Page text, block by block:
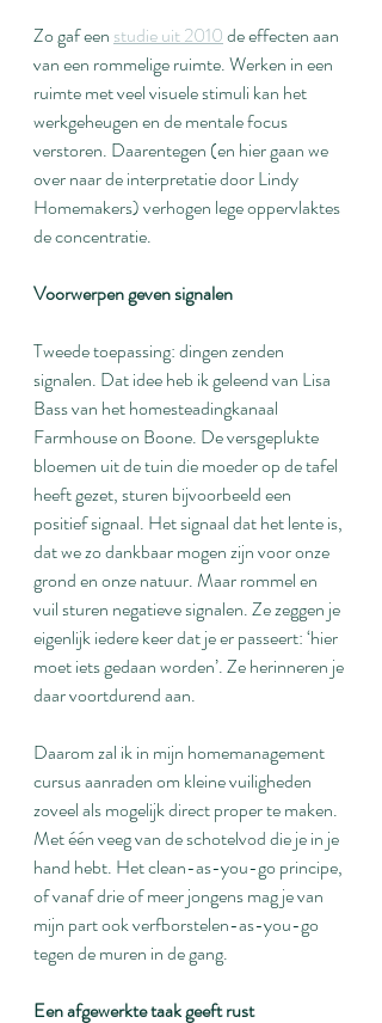
Zo gaf een studie uit 2010 de effecten aan
van een rommelige ruimte. Werken in een
ruimte met veel visuele stimuli kan het
werkgeheugen en de mentale focus
verstoren. Daarentegen (en hier gaan we
over naar de interpretatie door Lindy
Homemakers) verhogen lege oppervlaktes
de concentratie.
Voorwerpen geven signalen
Tweede toepassing: dingen zenden
signalen. Dat idee heb ik geleend van Lisa
Bass van het homesteadingkanaal
Farmhouse on Boone. De versgeplukte
bloemen uit de tuin die moeder op de tafel
heeft gezet, sturen bijvoorbeeld een
positief signaal. Het signaal dat het lente is,
dat we zo dankbaar mogen zijn voor onze
grond en onze natuur. Maar rommel en
vuil sturen negatieve signalen. Ze zeggen je
eigenlijk iedere keer dat je er passeert: ‘hier
moet iets gedaan worden’. Ze herinneren je
daar voortdurend aan.
Daarom zal ik in mijn homemanagement
cursus aanraden om kleine vuiligheden
zoveel als mogelijk direct proper te maken.
Met één veeg van de schotelvod die je in je
hand hebt. Het clean-as-you-go principe,
of vanaf drie of meer jongens mag je van
mijn part ook verfborstelen-as-you-go
tegen de muren in de gang.
Een afgewerkte taak geeft rust